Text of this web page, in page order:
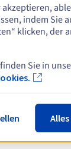
zu
indem Sie
klicken, der
Sie in